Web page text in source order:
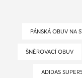
PÁNSKÁ OBUV NA
ŠNĚROVACÍ OBUV
ADIDAS